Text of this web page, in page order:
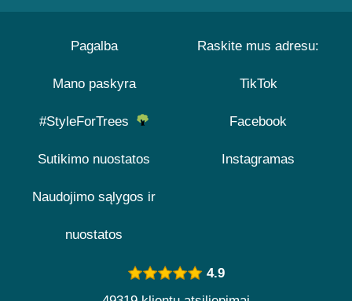
Pagalba
Mano paskyra
#StyleForTrees
Sutikimo nuostatos
Naudojimo sąlygos ir
nuostatos
Raskite mus adresu:
TikTok
Facebook
Instagramas
4.9